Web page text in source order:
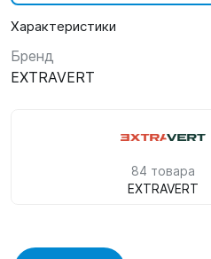
Характеристики
Бренд
EXTRAVERT
84 товара
EXTRAVERT